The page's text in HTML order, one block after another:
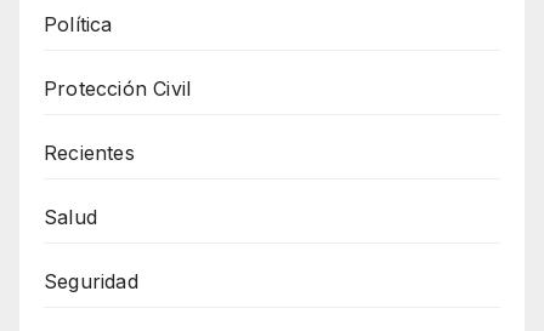
Política
Protección Civil
Recientes
Salud
Seguridad